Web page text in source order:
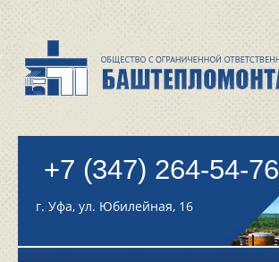
+7 (347) 264-54-76
г. Уфа, ул. Юбилейная, 16